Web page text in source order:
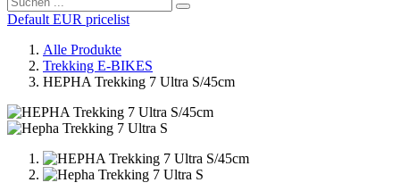
Default EUR pricelist
Alle Produkte
Trekking E-BIKES
HEPHA Trekking 7 Ultra S/45cm